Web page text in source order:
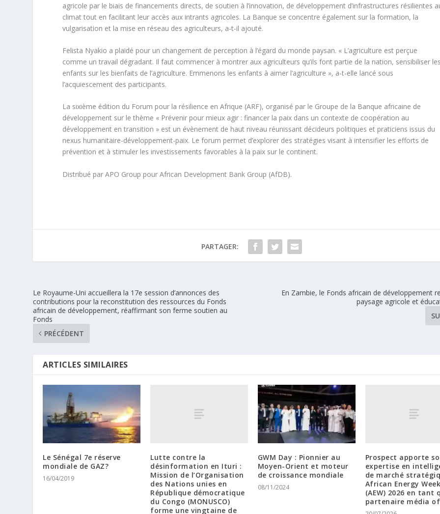
agricole par le biais de financements directs, de soutien à l’innovation, de développement d’infrastructures résilientes
climat tout en facilitant leur accès aux intrants agricoles. La Banque se concentre également sur la formation, la
vulgarisation et la mise en réseau des agriculteurs, a-t-il ajouté.
Felista Nyakio a plaidé pour un changement de perception à l’égard du monde paysan. « L’agriculture est perçue
comme un travail dégradant. Il faut commencer à montrer aux agriculteurs qu’ils font partie de la nation, sensibiliser
enfants sur les bienfaits de l’agriculture. Emmenons les enfants à aimer l’agriculture », a-t-elle lancé sous
l’acquiescement des participants.
La sixième édition du Forum pour la résilience en Afrique (ARF), organisé par le Groupe de la Banque africaine de
développement sur le thème « Prévenir pour mieux agir : financer la paix dans un contexte de coopération au
développement en transition » est un évènement de haut niveau réunissant décideurs politiques et praticiens issus du
nexus humanitaire-développement-paix. Le forum permet d’explorer des stratégies visant à intensifier les efforts de
prévention et à stimuler les investissements favorables à la paix sur le continent.
Distribué par APO Group pour African Development Bank Group (AfDB).
PARTAGER:
Le Royaume-Uni accueillera la 17e session d’annonces des
contributions pour la reconstitution des ressources du Fonds
africain de développement, réaffirmant son ferme soutien au
Fonds
PRÉCÉDENT
En Zambie, le Fonds africain de développement
paysage agricole et
ARTICLES SIMILAIRES
Le Sénégal 7e réserve
mondiale de GAZ?
16/04/2019
Lutte contre la
désinformation en Ituri :
Mission de l’Organisation
des Nations unies en
République démocratique
du Congo (MONUSCO)
forme une vingtaine de
GWM Day : Pionnier au
Moyen-Orient et moteur
de croissance mondiale
08/11/2024
Prospect apporte
expertise en
de marché
African Energy
(AEW) 2026 en tant
partenaire média